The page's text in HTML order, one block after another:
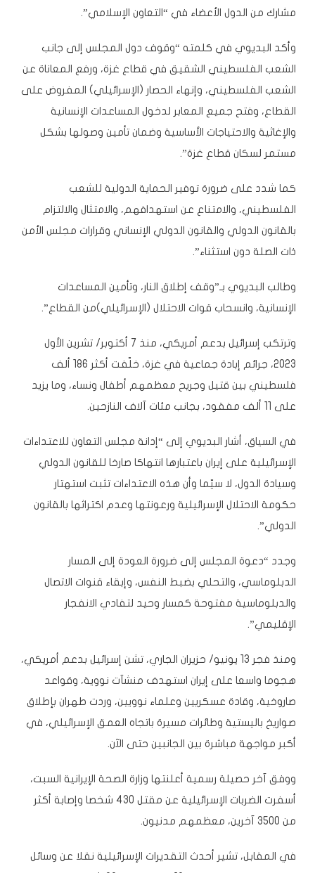
مشارك من الدول الأعضاء في “التعاون الإسلامي”.
وأكد البديوي في كلمته “وقوف دول المجلس إلى جانب
الشعب الفلسطيني الشقيق في قطاع غزة، ورفع المعاناة عن
الشعب الفلسطيني، وإنهاء الحصار (الإسرائيلي) المفروض على
القطاع، وفتح جميع المعابر لدخول المساعدات الإنسانية
والإغاثية والاحتياجات الأساسية وضمان تأمين وصولها بشكل
مستمر لسكان قطاع غزة”.
كما شدد على ضرورة توفير الحماية الدولية للشعب
الفلسطيني، والامتناع عن استهدافهم، والامتثال والالتزام
بالقانون الدولي والقانون الدولي الإنساني وقرارات مجلس الأمن
ذات الصلة دون استثناء”.
وطالب البديوي بـ”وقف إطلاق النار، وتأمين المساعدات
الإنسانية، وانسحاب قوات الاحتلال (الإسرائيلي)من القطاع”.
وترتكب إسرائيل بدعم أمريكي، منذ 7 أكتوبر/ تشرين الأول
2023، جرائم إبادة جماعية في غزة، خلّفت أكثر 186 ألف
فلسطيني بين قتيل وجريح معظمهم أطفال ونساء، وما يزيد
على 11 ألف مفقود، بجانب مئات آلاف النازحين.
في السياق، أشار البديوي إلى “إدانة مجلس التعاون للاعتداءات
الإسرائيلية على إيران باعتبارها انتهاكا صارخا للقانون الدولي
وسيادة الدول، لا سيّما وأن هذه الاعتداءات تثبت استهتار
حكومة الاحتلال الإسرائيلية ورعونتها وعدم اكتراثها بالقانون
الدولي”.
وجدد “دعوة المجلس إلى ضرورة العودة إلى المسار
الدبلوماسي، والتحلي بضبط النفس، وإبقاء قنوات الاتصال
والدبلوماسية مفتوحة كمسار وحيد لتفادي الانفجار
الإقليمي”.
ومنذ فجر 13 يونيو/ حزيران الجاري، تشن إسرائيل بدعم أمريكي،
هجوما واسعا على إيران استهدف منشآت نووية، وقواعد
صاروخية، وقادة عسكريين وعلماء نوويين، وردت طهران بإطلاق
صواريخ باليستية وطائرات مسيرة باتجاه العمق الإسرائيلي، في
أكبر مواجهة مباشرة بين الجانبين حتى الآن.
ووفق آخر حصيلة رسمية أعلنتها وزارة الصحة الإيرانية السبت،
أسفرت الضربات الإسرائيلية عن مقتل 430 شخصا وإصابة أكثر
من 3500 آخرين، معظمهم مدنيون.
في المقابل، تشير أحدث التقديرات الإسرائيلية نقلا عن وسائل